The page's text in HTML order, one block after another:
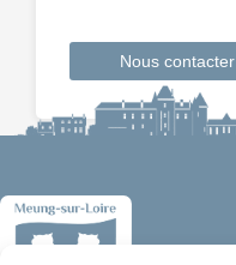
Nous contacter